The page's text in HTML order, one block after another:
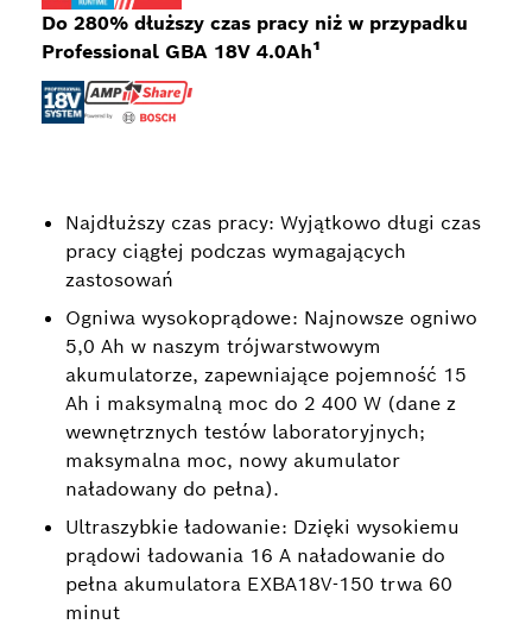
Do 280% dłuższy czas pracy niż w przypadku
Professional GBA 18V 4.0Ah¹
Najdłuższy czas pracy: Wyjątkowo długi czas
pracy ciągłej podczas wymagających
zastosowań
Ogniwa wysokoprądowe: Najnowsze ogniwo
5,0 Ah w naszym trójwarstwowym
akumulatorze, zapewniające pojemność 15
Ah i maksymalną moc do 2 400 W (dane z
wewnętrznych testów laboratoryjnych;
maksymalna moc, nowy akumulator
naładowany do pełna).
Ultraszybkie ładowanie: Dzięki wysokiemu
prądowi ładowania 16 A naładowanie do
pełna akumulatora EXBA18V-150 trwa 60
minut